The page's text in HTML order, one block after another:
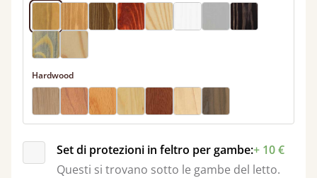
Hardwood
Set di protezioni in feltro per gambe:+ 10 €
Questi si trovano sotto le gambe del letto.